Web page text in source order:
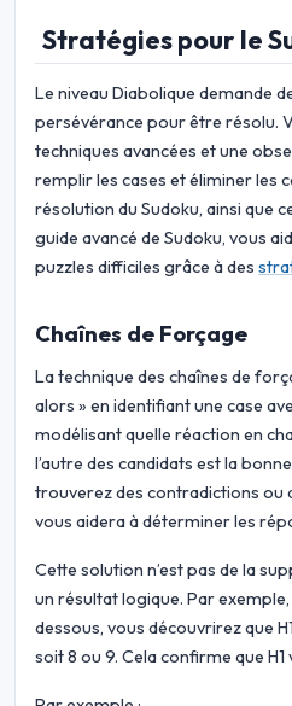
Stratégies pour le
Le niveau Diabolique demande
persévérance pour être résolu.
techniques avancées et une
remplir les cases et éliminer les
résolution du Sudoku, ainsi que
guide avancé de Sudoku, vous
puzzles difficiles grâce à des
Chaînes de Forçage
La technique des chaînes de
alors » en identifiant une case
modélisant quelle réaction en
l’autre des candidats est la
trouverez des contradictions ou
vous aidera à déterminer les
Cette solution n’est pas de la
un résultat logique. Par
dessous, vous découvrirez que
soit 8 ou 9. Cela confirme que H1